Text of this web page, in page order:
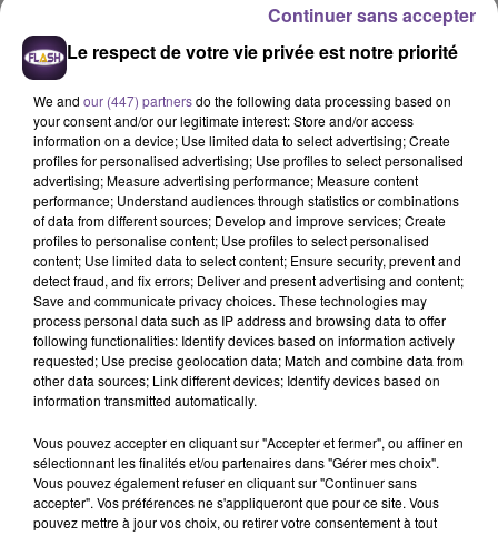
Une entreprise à Meyssac recherche un
Agent des Services Logistiques (H/F).
Une entreprise à Meyssac recherche un Agent des Services
Logistiques (H/F). Vos missions : toutes tâches de ménage
et de rangement dans le respect des règles d’hygiène,
gestion des matériels et produits nécessaires, attention
particulière portée à tout ce qui touche l’état des locaux et
équipement, ou encore accueillir et transporter les usagers
dans le respect des règles de sécurité. Le poste est à
Le respect de votre vie privée est notre priorité
We and our (447) partnersdo the following data processing based on
your consent and/or our legitimate interest: Store and/or access
information on a device; Use limited data to select advertising; Create
profiles for personalised advertising; Use profiles to select personalised
advertising; Measure advertising performance; Measure content
performance; Understand audiences through statistics or combinations
of data from different sources; Develop and improve services; Create
profiles to personalise content; Use profiles to select personalised
content; Use limited data to select content; Ensure security, prevent and
detect fraud, and fix errors; Deliver and present advertising and content;
Save and communicate privacy choices. These technologies may
process personal data such as IP address and browsing data to offer
following functionalities: Identify devices based on information actively
requested; Use precise geolocation data; Match and combine data from
other data sources; Link different devices; Identify devices based on
information transmitted automatically.
Vous pouvez accepter en cliquant sur "Accepter et fermer", ou affiner en
sélectionnant les finalités et/ou partenaires dans "Gérer mes choix".
Vous pouvez également refuser en cliquant sur "Continuer sans
accepter". Vos préférences ne s'appliqueront que pour ce site. Vous
pouvez mettre à jour vos choix, ou retirer votre consentement à tout
Continuer sans accepter